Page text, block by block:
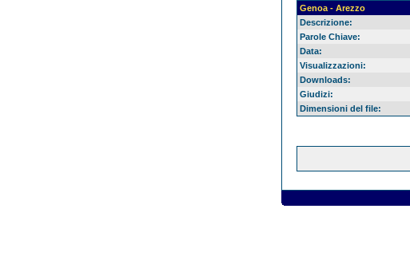
Genoa - Arezzo
Descrizione:
Parole Chiave:
Data:
Visualizzazioni:
Downloads:
Giudizi:
Dimensioni del file: